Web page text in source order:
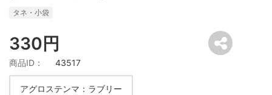
タネ・小袋
330円
商品ID： 43517
アグロステンマ：ラブリー